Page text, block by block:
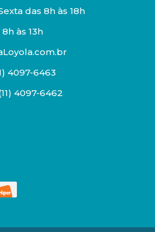
das 8h às 18h
às 13h
4097-6463
4097-6462